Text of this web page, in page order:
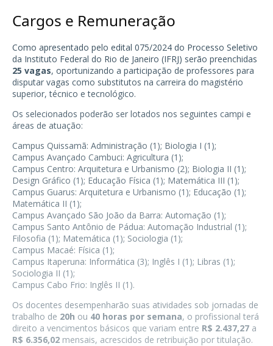
Cargos e Remuneração
Como apresentado pelo edital 075/2024 do Processo Seletivo
da Instituto Federal do Rio de Janeiro (IFRJ) serão preenchidas
25 vagas, oportunizando a participação de professores para
disputar vagas como substitutos na carreira do magistério
superior, técnico e tecnológico.
Os selecionados poderão ser lotados nos seguintes campi e
áreas de atuação:
Campus Quissamã: Administração (1); Biologia I (1);
Campus Avançado Cambuci: Agricultura (1);
Campus Centro: Arquitetura e Urbanismo (2); Biologia II (1);
Design Gráfico (1); Educação Física (1); Matemática III (1);
Campus Guarus: Arquitetura e Urbanismo (1); Educação (1);
Matemática II (1);
Campus Avançado São João da Barra: Automação (1);
Campus Santo Antônio de Pádua: Automação Industrial (1);
Filosofia (1); Matemática (1); Sociologia (1);
Campus Macaé: Física (1);
Campus Itaperuna: Informática (3); Inglês I (1); Libras (1);
Sociologia II (1);
Campus Cabo Frio: Inglês II (1).
Os docentes desempenharão suas atividades sob jornadas de
trabalho de 20h ou 40 horas por semana, o profissional terá
direito a vencimentos básicos que variam entre R$ 2.437,27 a
R$ 6.356,02 mensais, acrescidos de retribuição por titulação.